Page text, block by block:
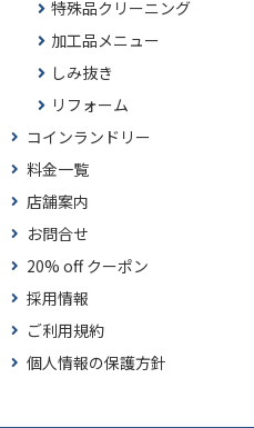
特殊品クリーニング
加工品メニュー
しみ抜き
リフォーム
コインランドリー
料金一覧
店舗案内
お問合せ
20% off クーポン
採用情報
ご利用規約
個人情報の保護方針